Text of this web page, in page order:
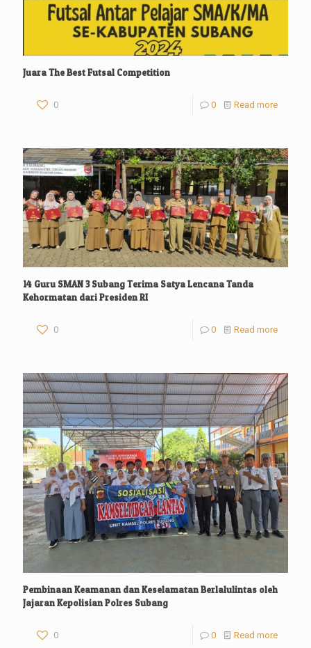
Juara The Best Futsal Competition
0 0 Read more
14 Guru SMAN 3 Subang Terima Satya Lencana Tanda
Kehormatan dari Presiden RI
0 0 Read more
Pembinaan Keamanan dan Keselamatan Berlalulintas oleh
Jajaran Kepolisian Polres Subang
0 0 Read more